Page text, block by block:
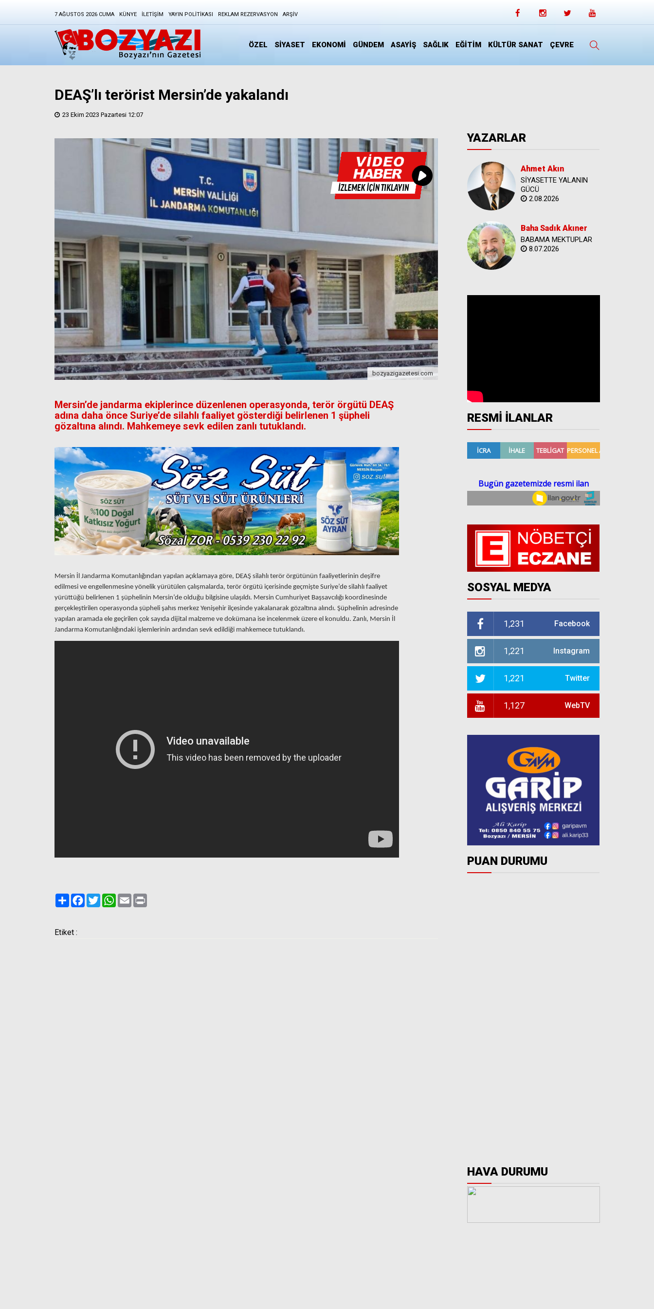
7 AĞUSTOS 2026 CUMA KÜNYE İLETIŞIM YAYIN POLITIKASI REKLAM REZERVASYON ARŞIV
ÖZEL SİYASET EKONOMİ GÜNDEM ASAYİŞ SAĞLIK EĞİTİM KÜLTÜR SANAT ÇEVRE
DEAŞ’lı terörist Mersin’de yakalandı
23 Ekim 2023 Pazartesi 12:07
bozyazigazetesi.com
Mersin’de jandarma ekiplerince düzenlenen operasyonda, terör örgütü DEAŞ
adına daha önce Suriye’de silahlı faaliyet gösterdiği belirlenen 1 şüpheli
gözaltına alındı. Mahkemeye sevk edilen zanlı tutuklandı.
Mersin İl Jandarma Komutanlığından yapılan açıklamaya göre, DEAŞ silahlı terör örgütünün faaliyetlerinin deşifre
edilmesi ve engellenmesine yönelik yürütülen çalışmalarda, terör örgütü içerisinde geçmişte Suriye’de silahlı faaliyet
yürüttüğü belirlenen 1 şüphelinin Mersin’de olduğu bilgisine ulaşıldı. Mersin Cumhuriyet Başsavcılığı koordinesinde
gerçekleştirilen operasyonda şüpheli şahıs merkez Yenişehir ilçesinde yakalanarak gözaltına alındı. Şüphelinin adresinde
yapılan aramada ele geçirilen çok sayıda dijital malzeme ve dokümana ise incelenmek üzere el konuldu. Zanlı, Mersin İl
Jandarma Komutanlığındaki işlemlerinin ardından sevk edildiği mahkemece tutuklandı.
PaylaşFacebook
Twitter
WhatsApp
Email
Etiket :
YAZARLAR
Ahmet Akın
SİYASETTE YALANIN
GÜCÜ
2.08.2026
Baha Sadık Akıner
BABAMA MEKTUPLAR
8.07.2026
RESMİ İLANLAR
SOSYAL MEDYA
1,231 Facebook
1,221 Instagram
1,221 Twitter
1,127 WebTV
PUAN DURUMU
HAVA DURUMU